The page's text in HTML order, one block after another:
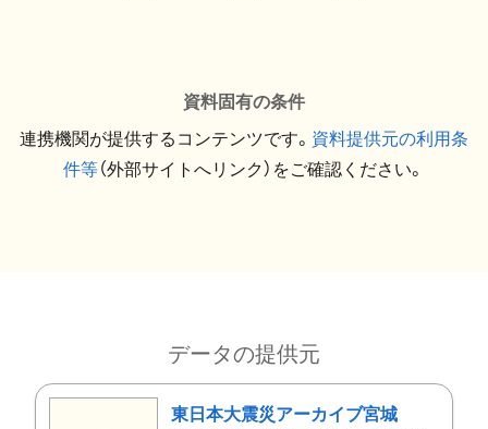
資料固有の条件
連携機関が提供するコンテンツです。 資料提供元の利用条
件等（外部サイトへリンク）をご確認ください。
データの提供元
東日本大震災アーカイブ宮城